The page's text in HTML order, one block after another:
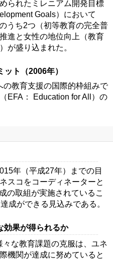
られたミレニアム開発目標
Goals）において
うち2つ（初等教育の完全普
進と女性の地位向上（教育
が盛り込まれた。
ト（2006年）
の教育支援の国際的枠組みで
EFA： Education for All）の
年（平成27年）までの目
スコをコーディネーターと
の取組が実施されているこ
成ができる見込みである。
効果が得られるか
な教育課題の克服は、ユネ
機関が達成に努めていると